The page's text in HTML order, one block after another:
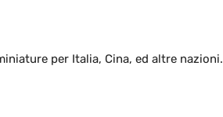
per Italia, Cina, ed altre nazioni.